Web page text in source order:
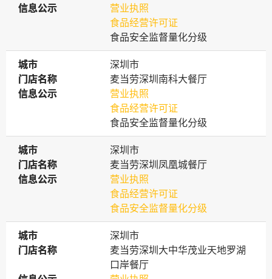
信息公示
信息公示
营业执照
食品经营许可证
食品安全监督量化分级
城市
城市
深圳市
门店名称
门店名称
麦当劳深圳南科大餐厅
信息公示
信息公示
营业执照
食品经营许可证
食品安全监督量化分级
城市
城市
深圳市
门店名称
门店名称
麦当劳深圳凤凰城餐厅
信息公示
信息公示
营业执照
食品经营许可证
食品安全监督量化分级
城市
城市
深圳市
门店名称
门店名称
麦当劳深圳大中华茂业天地罗湖
口岸餐厅